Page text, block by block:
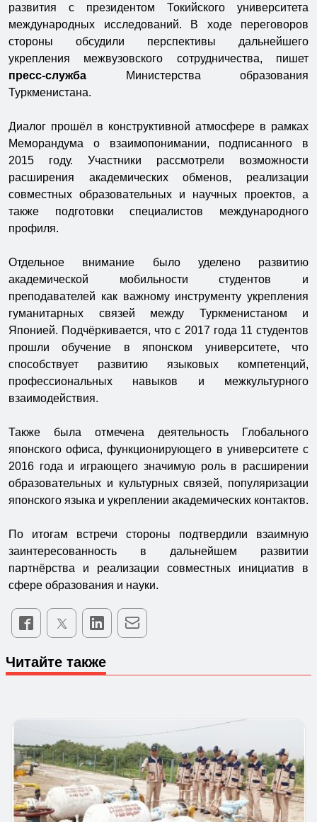
развития с президентом Токийского университета
международных исследований. В ходе переговоров
стороны обсудили перспективы дальнейшего
укрепления межвузовского сотрудничества, пишет
пресс-служба Министерства образования
Туркменистана.
Диалог прошёл в конструктивной атмосфере в рамках
Меморандума о взаимопонимании, подписанного в
2015 году. Участники рассмотрели возможности
расширения академических обменов, реализации
совместных образовательных и научных проектов, а
также подготовки специалистов международного
профиля.
Отдельное внимание было уделено развитию
академической мобильности студентов и
преподавателей как важному инструменту укрепления
гуманитарных связей между Туркменистаном и
Японией. Подчёркивается, что с 2017 года 11 студентов
прошли обучение в японском университете, что
способствует развитию языковых компетенций,
профессиональных навыков и межкультурного
взаимодействия.
Также была отмечена деятельность Глобального
японского офиса, функционирующего в университете с
2016 года и играющего значимую роль в расширении
образовательных и культурных связей, популяризации
японского языка и укреплении академических контактов.
По итогам встречи стороны подтвердили взаимную
заинтересованность в дальнейшем развитии
партнёрства и реализации совместных инициатив в
сфере образования и науки.
Читайте также